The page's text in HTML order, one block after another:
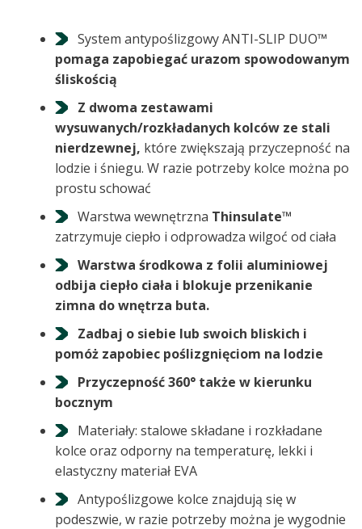
System antypoślizgowy ANTI-SLIP DUO™
pomaga zapobiegać urazom spowodowanym
śliskością
Z dwoma zestawami
wysuwanych/rozkładanych kolców ze stali
nierdzewnej, które zwiększają przyczepność na
lodzie i śniegu. W razie potrzeby kolce można po
prostu schować
Warstwa wewnętrzna Thinsulate™
zatrzymuje ciepło i odprowadza wilgoć od ciała
Warstwa środkowa z folii aluminiowej
odbija ciepło ciała i blokuje przenikanie
zimna do wnętrza buta.
Zadbaj o siebie lub swoich bliskich i
pomóż zapobiec poślizgnięciom na lodzie
Przyczepność 360° także w kierunku
bocznym
Materiały: stalowe składane i rozkładane
kolce oraz odporny na temperaturę, lekki i
elastyczny materiał EVA
Antypoślizgowe kolce znajdują się w
podeszwie, w razie potrzeby można je wygodnie